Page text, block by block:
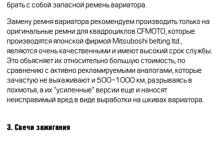
брать с собой запасной ремень вариатора.
Замену ремня вариатора рекомендуем производить только на
оригинальные ремни для квадроциклов CFMOTO, которые
производятся японской фирмой Mitsuboshi belting ltd.,
являются очень качественными и имеют высокий срок службы.
Это объясняет их относительно большую стоимость, по
сравнению с активно рекламируемыми аналогами, которые
зачастую не выхаживают и 500-1000 км, разрываясь в
лохмотья, а их “усиленные” версии еще и наносят
неисправимый вред в виде выработки на шкивах вариатора.
3. Свечи зажигания